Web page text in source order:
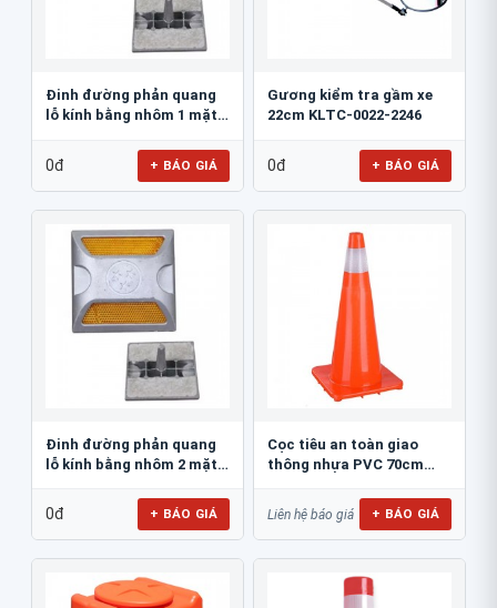
Đinh đường phản quang
lỗ kính bằng nhôm 1 mặt
0đ + BÁO GIÁ
Gương kiểm tra gầm xe
22cm KLTC-0022-2246
0đ + BÁO GIÁ
Đinh đường phản quang
lỗ kính bằng nhôm 2 mặt
0đ + BÁO GIÁ
Cọc tiêu an toàn giao
thông nhựa PVC 70cm
Liên hệ báo giá + BÁO GIÁ